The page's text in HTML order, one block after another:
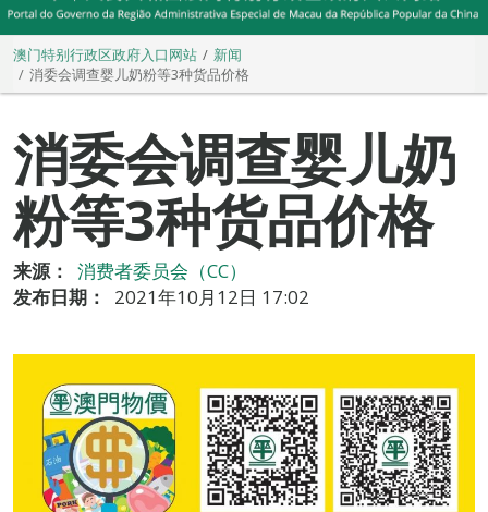
澳门特别行政区政府入口网站
新闻
消委会调查婴儿奶粉等3种货品价格
消委会调查婴儿奶
粉等3种货品价格
来源：
消费者委员会（CC）
发布日期：
2021年10月12日 17:02